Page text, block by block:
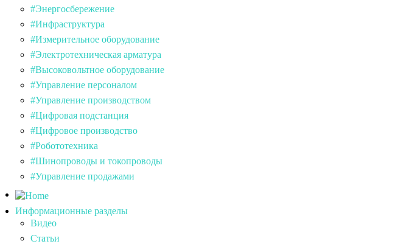
#Энергосбережение
#Инфраструктура
#Измерительное оборудование
#Электротехническая арматура
#Высоковольтное оборудование
#Управление персоналом
#Управление производством
#Цифровая подстанция
#Цифровое производство
#Робототехника
#Шинопроводы и токопроводы
#Управление продажами
Информационные разделы
Видео
Статьи